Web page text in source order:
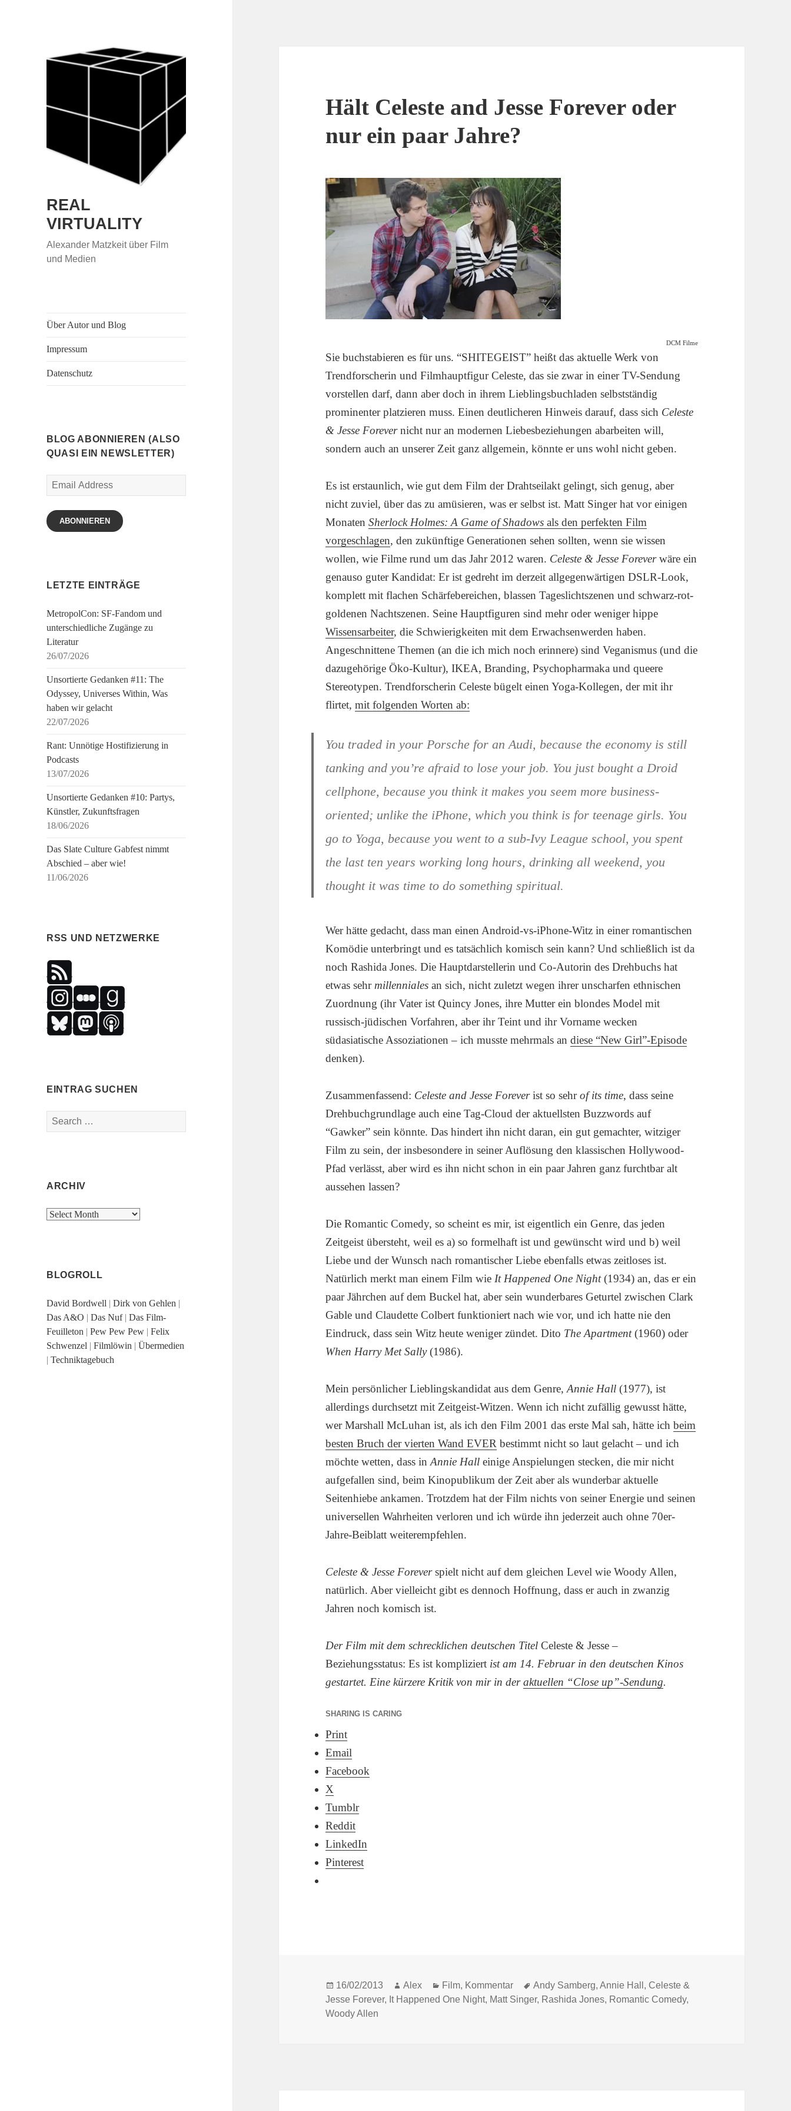
REAL
VIRTUALITY
Alexander Matzkeit über Film
und Medien
Über Autor und Blog
Impressum
Datenschutz
BLOG ABONNIEREN (ALSO
QUASI EIN NEWSLETTER)
Email
Address
ABONNIEREN
LETZTE EINTRÄGE
MetropolCon: SF-Fandom und
unterschiedliche Zugänge zu
Literatur
26/07/2026
Unsortierte Gedanken #11: The
Odyssey, Universes Within, Was
haben wir gelacht
22/07/2026
Rant: Unnötige Hostifizierung in
Podcasts
13/07/2026
Unsortierte Gedanken #10: Partys,
Künstler, Zukunftsfragen
18/06/2026
Das Slate Culture Gabfest nimmt
Abschied – aber wie!
11/06/2026
RSS UND NETZWERKE
EINTRAG SUCHEN
Search
for:
ARCHIV
Archiv
BLOGROLL
David Bordwell |Dirk von Gehlen |
Das A&O |Das Nuf|Das Film-
Feuilleton |Pew Pew Pew |Felix
Schwenzel |Filmlöwin |Übermedien
|Techniktagebuch
Hält Celeste and Jesse Forever oder
nur ein paar Jahre?
DCM Filme
Sie buchstabieren es für uns. “SHITEGEIST” heißt das aktuelle Werk von
Trendforscherin und Filmhauptfigur Celeste, das sie zwar in einer TV-Sendung
vorstellen darf, dann aber doch in ihrem Lieblingsbuchladen selbstständig
prominenter platzieren muss. Einen deutlicheren Hinweis darauf, dass sich Celeste
& Jesse Forevernicht nur an modernen Liebesbeziehungen abarbeiten will,
sondern auch an unserer Zeit ganz allgemein, könnte er uns wohl nicht geben.
Es ist erstaunlich, wie gut dem Film der Drahtseilakt gelingt, sich genug, aber
nicht zuviel, über das zu amüsieren, was er selbst ist. Matt Singer hat vor einigen
MonatenSherlock Holmes: A Game of Shadows als den perfekten Film
vorgeschlagen, den zukünftige Generationen sehen sollten, wenn sie wissen
wollen, wie Filme rund um das Jahr 2012 waren. Celeste & Jesse Foreverwäre ein
genauso guter Kandidat: Er ist gedreht im derzeit allgegenwärtigen DSLR-Look,
komplett mit flachen Schärfebereichen, blassen Tageslichtszenen und schwarz-rot-
goldenen Nachtszenen. Seine Hauptfiguren sind mehr oder weniger hippe
Wissensarbeiter, die Schwierigkeiten mit dem Erwachsenwerden haben.
Angeschnittene Themen (an die ich mich noch erinnere) sind Veganismus (und die
dazugehörige Öko-Kultur), IKEA, Branding, Psychopharmaka und queere
Stereotypen. Trendforscherin Celeste bügelt einen Yoga-Kollegen, der mit ihr
flirtet,mit folgenden Worten ab:
You traded in your Porsche for an Audi, because the economy is still
tanking and you’re afraid to lose your job. You just bought a Droid
cellphone, because you think it makes you seem more business-
oriented; unlike the iPhone, which you think is for teenage girls. You
go to Yoga, because you went to a sub-Ivy League school, you spent
the last ten years working long hours, drinking all weekend, you
thought it was time to do something spiritual.
Wer hätte gedacht, dass man einen Android-vs-iPhone-Witz in einer romantischen
Komödie unterbringt und es tatsächlich komisch sein kann? Und schließlich ist da
noch Rashida Jones. Die Hauptdarstellerin und Co-Autorin des Drehbuchs hat
etwas sehr millenniales an sich, nicht zuletzt wegen ihrer unscharfen ethnischen
Zuordnung (ihr Vater ist Quincy Jones, ihre Mutter ein blondes Model mit
russisch-jüdischen Vorfahren, aber ihr Teint und ihr Vorname wecken
südasiatische Assoziationen – ich musste mehrmals andiese “New Girl”-Episode
denken).
Zusammenfassend: Celeste and Jesse Foreverist so sehrof its time, dass seine
Drehbuchgrundlage auch eine Tag-Cloud der aktuellsten Buzzwords auf
“Gawker” sein könnte. Das hindert ihn nicht daran, ein gut gemachter, witziger
Film zu sein, der insbesondere in seiner Auflösung den klassischen Hollywood-
Pfad verlässt, aber wird es ihn nicht schon in ein paar Jahren ganz furchtbar alt
aussehen lassen?
Die Romantic Comedy, so scheint es mir, ist eigentlich ein Genre, das jeden
Zeitgeist übersteht, weil es a) so formelhaft ist und gewünscht wird und b) weil
Liebe und der Wunsch nach romantischer Liebe ebenfalls etwas zeitloses ist.
Natürlich merkt man einem Film wie It Happened One Night(1934) an, das er ein
paar Jährchen auf dem Buckel hat, aber sein wunderbares Geturtel zwischen Clark
Gable und Claudette Colbert funktioniert nach wie vor, und ich hatte nie den
Eindruck, dass sein Witz heute weniger zündet. Dito The Apartment(1960) oder
When Harry Met Sally(1986).
Mein persönlicher Lieblingskandidat aus dem Genre,Annie Hall (1977), ist
allerdings durchsetzt mit Zeitgeist-Witzen. Wenn ich nicht zufällig gewusst hätte,
wer Marshall McLuhan ist, als ich den Film 2001 das erste Mal sah, hätte ichbeim
besten Bruch der vierten Wand EVER bestimmt nicht so laut gelacht – und ich
möchte wetten, dass inAnnie Hall einige Anspielungen stecken, die mir nicht
aufgefallen sind, beim Kinopublikum der Zeit aber als wunderbar aktuelle
Seitenhiebe ankamen. Trotzdem hat der Film nichts von seiner Energie und seinen
universellen Wahrheiten verloren und ich würde ihn jederzeit auch ohne 70er-
Jahre-Beiblatt weiterempfehlen.
Celeste & Jesse Foreverspielt nicht auf dem gleichen Level wie Woody Allen,
natürlich. Aber vielleicht gibt es dennoch Hoffnung, dass er auch in zwanzig
Jahren noch komisch ist.
Der Film mit dem schrecklichen deutschen TitelCeleste & Jesse –
Beziehungsstatus: Es ist kompliziert ist am 14. Februar in den deutschen Kinos
gestartet. Eine kürzere Kritik von mir in deraktuellen “Close up”-Sendung.
SHARING IS CARING
Print
Email
Facebook
X
Tumblr
Reddit
LinkedIn
Pinterest
Posted
on
16/02/2013 Author
Alex Categories
Film, Kommentar Tags
Andy Samberg,Annie Hall , Celeste &
Jesse Forever, It Happened One Night, Matt Singer, Rashida Jones, Romantic Comedy,
Woody Allen